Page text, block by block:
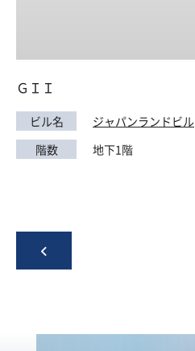
ＧＩＩ
ビル名
ジャパンランドビル
階数
地下1階